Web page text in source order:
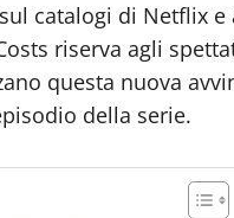
catalogi di Netflix
riserva agli
questa nuova
della serie.